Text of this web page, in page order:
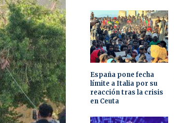
España pone fecha
límite a Italia por su
reacción tras la crisis
en Ceuta